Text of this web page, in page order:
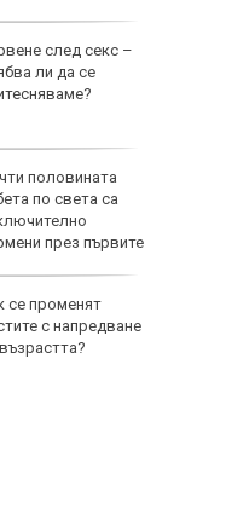
след секс –
ли да се
половината
по света са
през първите
се променят
с напредване